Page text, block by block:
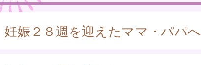
妊娠２８週を迎えたママ・パパへ